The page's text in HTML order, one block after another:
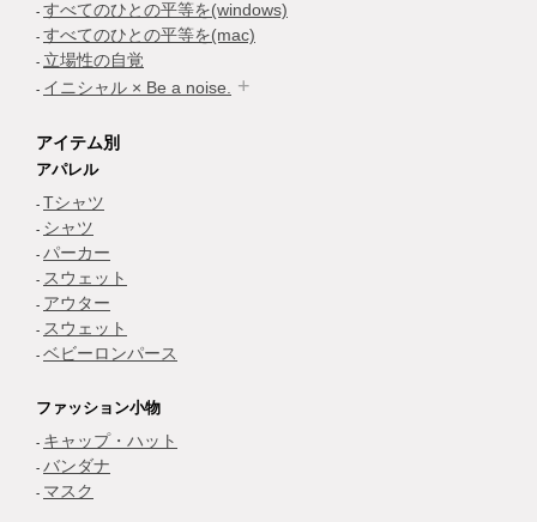
すべてのひとの平等を(windows)
すべてのひとの平等を(mac)
立場性の自覚
イニシャル × Be a noise.
アイテム別
アパレル
Tシャツ
シャツ
パーカー
スウェット
アウター
スウェット
ベビーロンパース
ファッション小物
キャップ・ハット
バンダナ
マスク